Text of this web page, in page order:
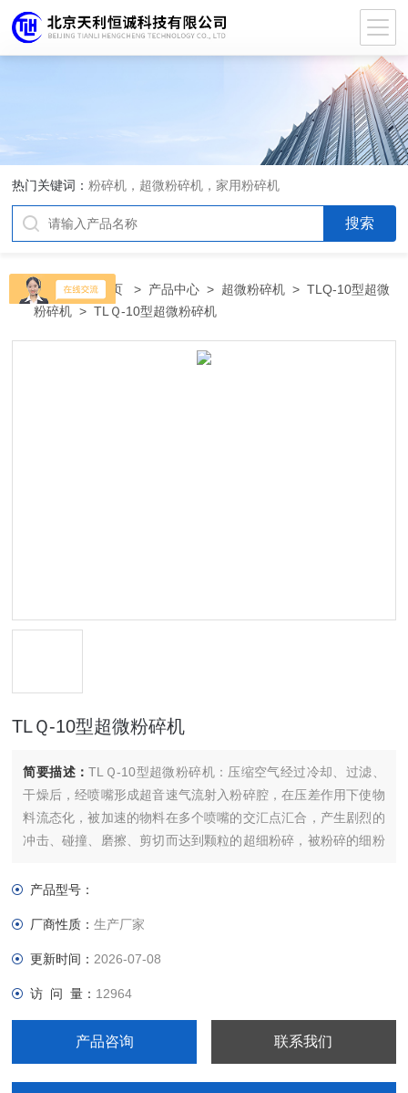
热门关键词：粉碎机，超微粉碎机，家用粉碎机
当前位置：首页 > 产品中心 > 超微粉碎机 >TLQ-10型超微
粉碎机 > TLＱ-10型超微粉碎机
TLＱ-10型超微粉碎机
简要描述：TLＱ-10型超微粉碎机：压缩空气经过冷却、过滤、
干燥后，经喷嘴形成超音速气流射入粉碎腔，在压差作用下使物
料流态化，被加速的物料在多个喷嘴的交汇点汇合，产生剧烈的
冲击、碰撞、磨擦、剪切而达到颗粒的超细粉碎，被粉碎的细粉
力的作用下将符合细度的微粉排出
产品型号：
厂商性质：生产厂家
更新时间： 2026-07-08
访 问 量： 12964
产品咨询 联系我们